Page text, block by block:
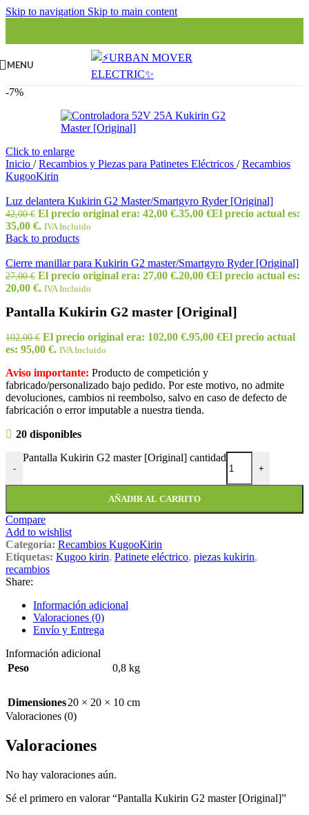
Skip to navigation Skip to main content
MENU
-7%
Click to enlarge
Inicio / Recambios y Piezas para Patinetes Eléctricos / Recambios
KugooKirin
Luz delantera Kukirin G2 Master/Smartgyro Ryder [Original]
42,00€ El precio original era: 42,00 €.35,00 €El precio actual es:
35,00 €. IVA Incluido
Back to products
Cierre manillar para Kukirin G2 master/Smartgyro Ryder [Original]
27,00€ El precio original era: 27,00 €.20,00 €El precio actual es:
20,00 €. IVA Incluido
Pantalla Kukirin G2 master [Original]
102,00€ El precio original era: 102,00 €.95,00 €El precio actual
es: 95,00 €. IVA Incluido
Aviso importante: Producto de competición y
fabricado/personalizado bajo pedido. Por este motivo, no admite
devoluciones, cambios ni reembolso, salvo en caso de defecto de
fabricación o error imputable a nuestra tienda.
20 disponibles
-
Pantalla Kukirin G2 master [Original] cantidad
+
AÑADIR AL CARRITO
Compare
Add to wishlist
Categoría: Recambios KugooKirin
Etiquetas: Kugoo kirin, Patinete eléctrico, piezas kukirin,
recambios
Share:
Información adicional
Valoraciones (0)
Envío y Entrega
Información adicional
Peso
0,8 kg
Dimensiones20 × 20 × 10 cm
Valoraciones (0)
Valoraciones
No hay valoraciones aún.
Sé el primero en valorar “Pantalla Kukirin G2 master [Original]”